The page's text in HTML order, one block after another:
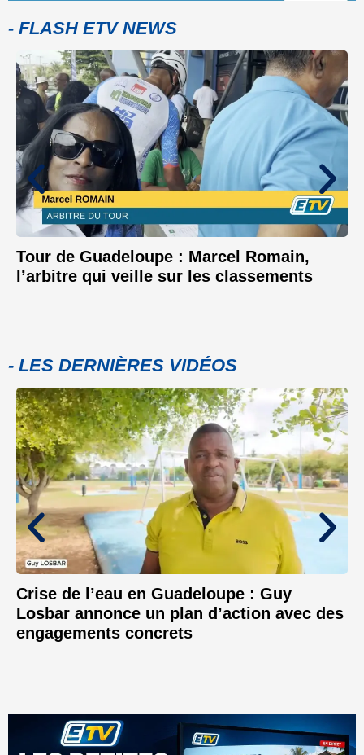
- FLASH ETV NEWS
Tour de Guadeloupe : Marcel Romain,
l’arbitre qui veille sur les classements
- LES DERNIÈRES VIDÉOS
Crise de l’eau en Guadeloupe : Guy
Losbar annonce un plan d’action avec des
engagements concrets